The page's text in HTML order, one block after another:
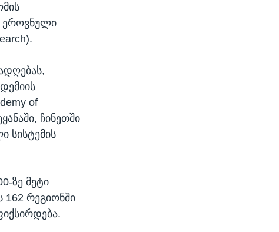
ეროვნული
of
ჩინეთში
სისტემის
ზე მეტი
162 რეგიონში